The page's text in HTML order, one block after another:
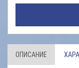
ОПИСАНИЕ